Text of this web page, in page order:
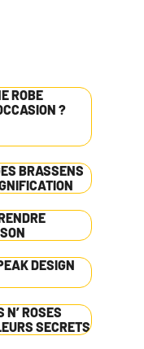
ROBE
?
BRASSENS
DESIGN
N’ ROSES
SECRETS